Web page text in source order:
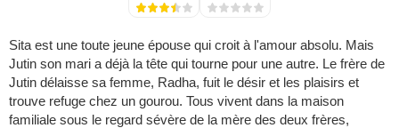
Sita est une toute jeune épouse qui croit à l'amour absolu. Mais
Jutin son mari a déjà la tête qui tourne pour une autre. Le frère de
Jutin délaisse sa femme, Radha, fuit le désir et les plaisirs et
trouve refuge chez un gourou. Tous vivent dans la maison
familiale sous le regard sévère de la mère des deux frères,